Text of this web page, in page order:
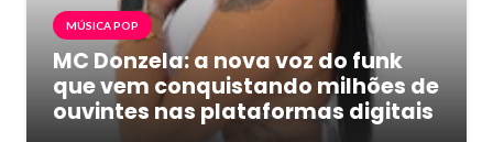
MÚSICA POP
MC Donzela: a nova voz do funk
que vem conquistando milhões de
ouvintes nas plataformas digitais